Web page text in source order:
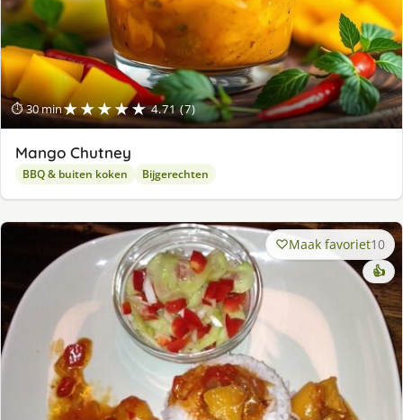
⏱ 30 min★★★★★ 4.71 (7)
Mango Chutney
BBQ & buiten koken Bijgerechten
Maak favoriet10
👍